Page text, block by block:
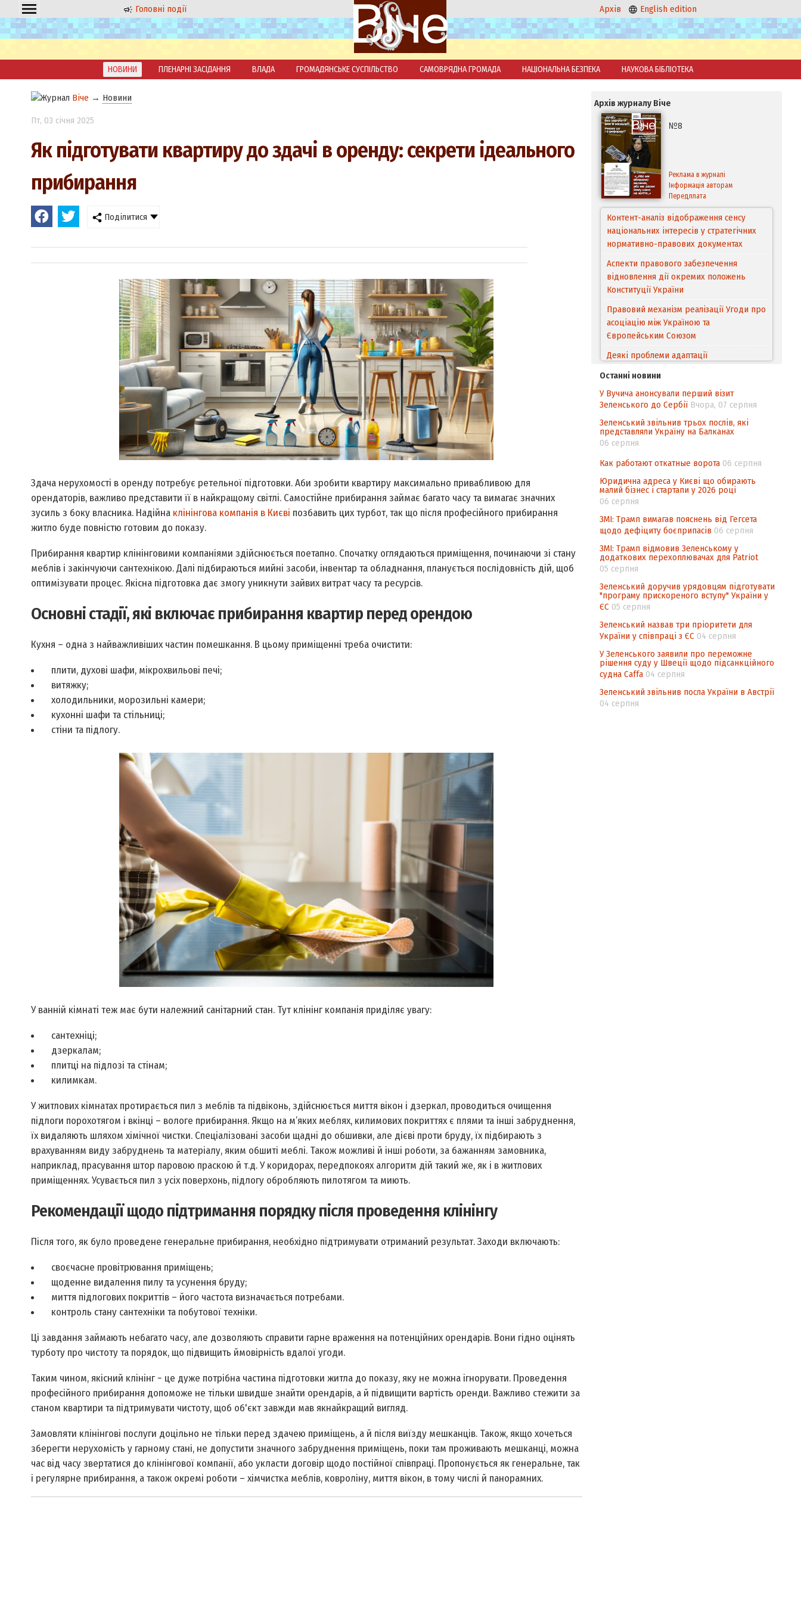
Головні події Архів English edition
НОВИНИ ПЛЕНАРНІ ЗАСІДАННЯ ВЛАДА ГРОМАДЯНСЬКЕ СУСПІЛЬСТВО САМОВРЯДНА ГРОМАДА НАЦІОНАЛЬНА БЕЗПЕКА НАУКОВА БІБЛІОТЕКА
Віче → Новини
Пт, 03 січня 2025
Як підготувати квартиру до здачі в оренду: секрети ідеального
прибирання
Поділитися
Здача нерухомості в оренду потребує ретельної підготовки. Аби зробити квартиру максимально привабливою для
орендаторів, важливо представити її в найкращому світлі. Самостійне прибирання займає багато часу та вимагає значних
зусиль з боку власника. Надійна клінінгова компанія в Києві позбавить цих турбот, так що після професійного прибирання
житло буде повністю готовим до показу.
Прибирання квартир клінінговими компаніями здійснюється поетапно. Спочатку оглядаються приміщення, починаючи зі стану
меблів і закінчуючи сантехнікою. Далі підбираються мийні засоби, інвентар та обладнання, планується послідовність дій, щоб
оптимізувати процес. Якісна підготовка дає змогу уникнути зайвих витрат часу та ресурсів.
Основні стадії, які включає прибирання квартир перед орендою
Кухня – одна з найважливіших частин помешкання. В цьому приміщенні треба очистити:
плити, духові шафи, мікрохвильові печі;
витяжку;
холодильники, морозильні камери;
кухонні шафи та стільниці;
стіни та підлогу.
У ванній кімнаті теж має бути належний санітарний стан. Тут клінінг компанія приділяє увагу:
сантехніці;
дзеркалам;
плитці на підлозі та стінам;
килимкам.
У житлових кімнатах протирається пил з меблів та підвіконь, здійснюється миття вікон і дзеркал, проводиться очищення
підлоги порохотягом і вкінці – вологе прибирання. Якщо на м’яких меблях, килимових покриттях є плями та інші забруднення,
їх видаляють шляхом хімічної чистки. Спеціалізовані засоби щадні до обшивки, але дієві проти бруду, їх підбирають з
врахуванням виду забруднень та матеріалу, яким обшиті меблі. Також можливі й інші роботи, за бажанням замовника,
наприклад, прасування штор паровою праскою й т.д. У коридорах, передпокоях алгоритм дій такий же, як і в житлових
приміщеннях. Усувається пил з усіх поверхонь, підлогу обробляють пилотягом та миють.
Рекомендації щодо підтримання порядку після проведення клінінгу
Після того, як було проведене генеральне прибирання, необхідно підтримувати отриманий результат. Заходи включають:
своєчасне провітрювання приміщень;
щоденне видалення пилу та усунення бруду;
миття підлогових покриттів – його частота визначається потребами.
контроль стану сантехніки та побутової техніки.
Ці завдання займають небагато часу, але дозволяють справити гарне враження на потенційних орендарів. Вони гідно оцінять
турботу про чистоту та порядок, що підвищить ймовірність вдалої угоди.
Таким чином, якісний клінінг − це дуже потрібна частина підготовки житла до показу, яку не можна ігнорувати. Проведення
професійного прибирання допоможе не тільки швидше знайти орендарів, а й підвищити вартість оренди. Важливо стежити за
станом квартири та підтримувати чистоту, щоб об'єкт завжди мав якнайкращий вигляд.
Замовляти клінінгові послуги доцільно не тільки перед здачею приміщень, а й після виїзду мешканців. Також, якщо хочеться
зберегти нерухомість у гарному стані, не допустити значного забруднення приміщень, поки там проживають мешканці, можна
час від часу звертатися до клінінгової компанії, або укласти договір щодо постійної співпраці. Пропонується як генеральне, так
і регулярне прибирання, а також окремі роботи – хімчистка меблів, ковроліну, миття вікон, в тому числі й панорамних.
Архів журналу Віче
№8
Реклама в журналі
Інформація авторам
Передплата
Контент-аналіз відображення сенсу
національних інтересів у стратегічних
нормативно-правових документах
Аспекти правового забезпечення
відновлення дії окремих положень
Правовий механізм реалізації Угоди про
асоціацію між Україною та
Європейським Cоюзом
Деякі проблеми адаптації
законодавства України щодо зазначення
походження товарів відповідно до
Угоди про торговельні аспекти прав
інтелектуальної власності (TRIPS) у
контексті євроінтеграції
Аналіз виборчого законодавства щодо
невизначеності механізму повторного
підрахунку голосів виборців
Останні новини
У Вучича анонсували перший візит
Зеленського до Сербії Вчора, 07 серпня
Зеленський звільнив трьох послів, які
представляли Україну на Балканах
06 серпня
Как работают откатные ворота 06 серпня
Юридична адреса у Києві що обирають
малий бізнес і стартапи у 2026 році
06 серпня
ЗМІ: Трамп вимагав пояснень від Гегсета
щодо дефіциту боєприпасів 06 серпня
ЗМІ: Трамп відмовив Зеленському у
додаткових перехоплювачах для Patriot
05 серпня
Зеленський доручив урядовцям підготувати
"програму прискореного вступу" України у
ЄС 05 серпня
Зеленський назвав три пріоритети для
України у співпраці з ЄС 04 серпня
У Зеленського заявили про переможне
рішення суду у Швеції щодо підсанкційного
судна Caffa 04 серпня
Зеленський звільнив посла України в Австрії
04 серпня